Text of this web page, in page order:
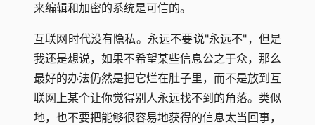
来编辑和加密的系统是可信的。
互联网时代没有隐私。永远不要说"永远不"，但是
我还是想说，如果不希望某些信息公之于众，那么
最好的办法仍然是把它烂在肚子里，而不是放到互
联网上某个让你觉得别人永远找不到的角落。类似
地，也不要把能够很容易地获得的信息太当回事，